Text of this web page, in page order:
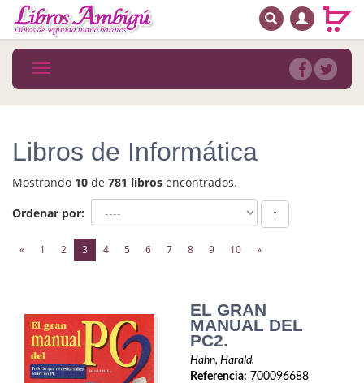
MENÚ PRINCIPAL
Novedades
MATERIAS
Astrología. Ocultismo
Autoayuda. Conocimiento personal
Biografía
Biografías
BUSCAR
Toggle
navigation
Libros de Informática
Mostrando 10 de 781 libros encontrados.
Ordenar por:
↑
« 1 2 3 (current)
4 5 6 7 8 9 10 »
EL GRAN
MANUAL DEL
PC2.
Hahn, Harald.
Referencia: 700096688